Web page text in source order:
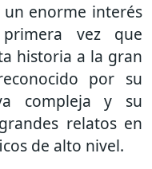
enorme interés
vez que
historia a la gran
por su
compleja y su
relatos en
de alto nivel.